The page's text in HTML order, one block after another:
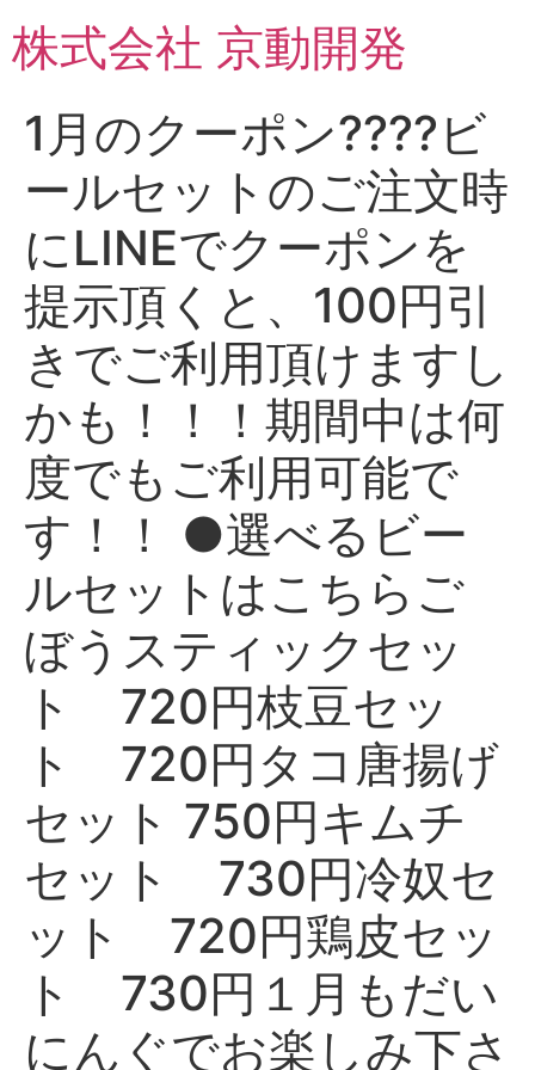
ン
テ株式会社 京動開発
1月のクーポン????ビ
ールセットのご注文時
にLINEでクーポンを
提示頂くと、100円引
きでご利用頂けますし
かも！！！期間中は何
度でもご利用可能で
す！！ ●選べるビー
ルセットはこちらご
ぼうスティックセッ
ト 720円枝豆セッ
ト 720円タコ唐揚げ
セット 750円キムチ
セット 730円冷奴セ
ット 720円鶏皮セッ
ト 730円１月もだい
にんぐでお楽しみ下さ